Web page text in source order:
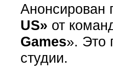
Анонсирован
US» от
Games». Это
студии.